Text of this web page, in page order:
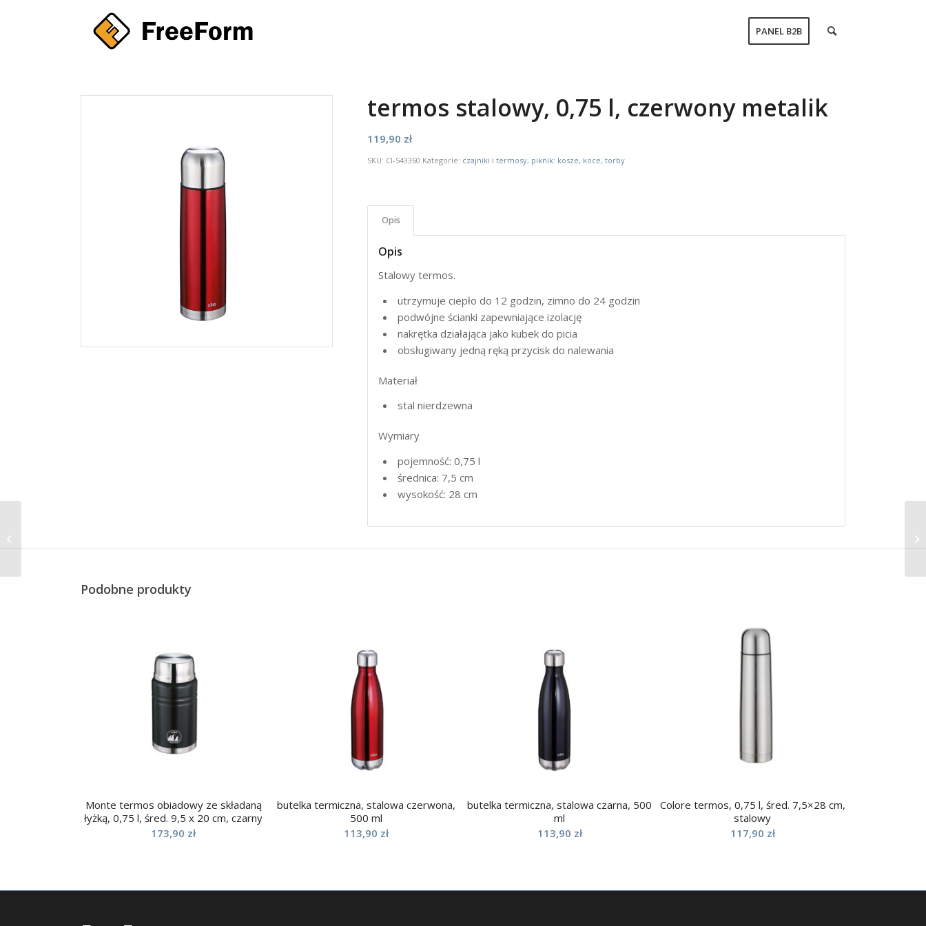
PANEL B2B
termos stalowy, 0,75 l, czerwony metalik
119,90 zł
SKU: CI-543360 Kategorie: czajniki i termosy, piknik: kosze, koce, torby
Opis
Opis
Stalowy termos.
utrzymuje ciepło do 12 godzin, zimno do 24 godzin
podwójne ścianki zapewniające izolację
nakrętka działająca jako kubek do picia
obsługiwany jedną ręką przycisk do nalewania
Materiał
stal nierdzewna
Wymiary
pojemność: 0,75 l
średnica: 7,5 cm
wysokość: 28 cm
Podobne produkty
Monte termos obiadowy ze składaną
łyżką, 0,75 l, śred. 9,5 x 20 cm, czarny
173,90 zł
butelka termiczna, stalowa czerwona,
500 ml
113,90 zł
butelka termiczna, stalowa czarna, 500
ml
113,90 zł
Colore termos, 0,75 l, śred. 7,5×28 cm,
stalowy
117,90 zł
czerwony metalik